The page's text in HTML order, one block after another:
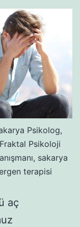
Psikolog,
Psikoloji
sakarya
terapisi
aç